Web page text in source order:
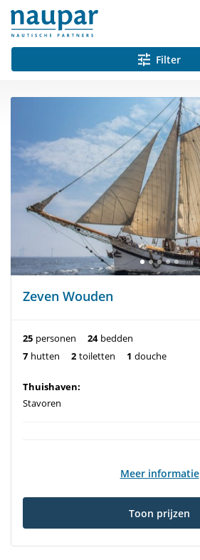
Filter
Zeven Wouden
25 personen 24 bedden
7 hutten 2 toiletten 1 douche
Thuishaven:
Stavoren
Meer informatie
Toon prijzen